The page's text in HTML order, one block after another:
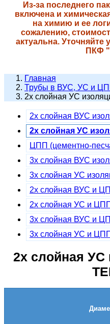
Из-за последнего
включена и
на химию и ее
сожалению,
актуальна. Уточняйте
ПКФ
Главная
Трубы в ВУС, УС и
2х слойная УС
2х слойная ВУС
2х слойная УС
ЦПП (цементно-
3х слойная ВУС
3х слойная УС
2х слойная ВУС и
2х слойная УС и ЦПП
3х слойная ВУС и
3х слойная УС и ЦПП
2х слойная УС